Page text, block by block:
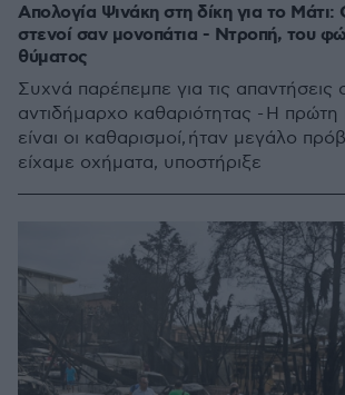
Απολογία Ψινάκη στη δίκη για το Μάτι:
στενοί σαν μονοπάτια - Ντροπή, του
θύματος
Συχνά παρέπεμπε για τις απαντήσεις
αντιδήμαρχο καθαριότητας - Η πρώτη
είναι οι καθαρισμοί, ήταν μεγάλο
είχαμε οχήματα, υποστήριξε